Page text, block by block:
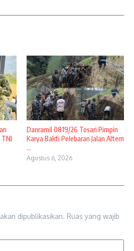
Danramil 0819/26 Tosari Pimpin
Karya Bakti Pelebaran Jalan Altern
...
Agustus 6, 2026
dipublikasikan. Ruas yang wajib